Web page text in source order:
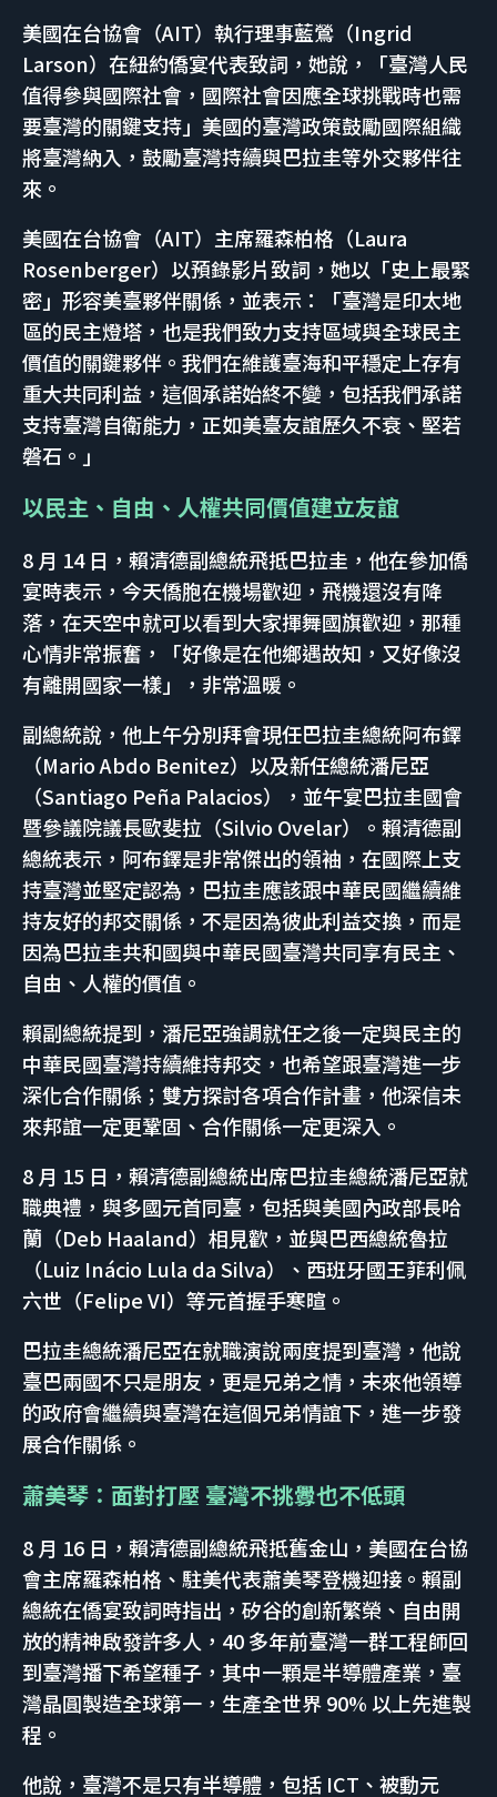
美國在台協會（AIT）執行理事藍鶯（Ingrid
Larson）在紐約僑宴代表致詞，她說，「臺灣人民
值得參與國際社會，國際社會因應全球挑戰時也需
要臺灣的關鍵支持」美國的臺灣政策鼓勵國際組織
將臺灣納入，鼓勵臺灣持續與巴拉圭等外交夥伴往
來。
美國在台協會（AIT）主席羅森柏格（Laura
Rosenberger）以預錄影片致詞，她以「史上最緊
密」形容美臺夥伴關係，並表示：「臺灣是印太地
區的民主燈塔，也是我們致力支持區域與全球民主
價值的關鍵夥伴。我們在維護臺海和平穩定上存有
重大共同利益，這個承諾始終不變，包括我們承諾
支持臺灣自衛能力，正如美臺友誼歷久不衰、堅若
磐石。」
以民主、自由、人權共同價值建立友誼
8 月 14 日，賴清德副總統飛抵巴拉圭，他在參加僑
宴時表示，今天僑胞在機場歡迎，飛機還沒有降
落，在天空中就可以看到大家揮舞國旗歡迎，那種
心情非常振奮，「好像是在他鄉遇故知，又好像沒
有離開國家一樣」，非常溫暖。
副總統說，他上午分別拜會現任巴拉圭總統阿布鐸
（Mario Abdo Benitez）以及新任總統潘尼亞
（Santiago Peña Palacios），並午宴巴拉圭國會
暨參議院議長歐斐拉（Silvio Ovelar）。賴清德副
總統表示，阿布鐸是非常傑出的領袖，在國際上支
持臺灣並堅定認為，巴拉圭應該跟中華民國繼續維
持友好的邦交關係，不是因為彼此利益交換，而是
因為巴拉圭共和國與中華民國臺灣共同享有民主、
自由、人權的價值。
賴副總統提到，潘尼亞強調就任之後一定與民主的
中華民國臺灣持續維持邦交，也希望跟臺灣進一步
深化合作關係；雙方探討各項合作計畫，他深信未
來邦誼一定更鞏固、合作關係一定更深入。
8 月 15 日，賴清德副總統出席巴拉圭總統潘尼亞就
職典禮，與多國元首同臺，包括與美國內政部長哈
蘭（Deb Haaland）相見歡，並與巴西總統魯拉
（Luiz Inácio Lula da Silva）、西班牙國王菲利佩
六世（Felipe VI）等元首握手寒暄。
巴拉圭總統潘尼亞在就職演說兩度提到臺灣，他說
臺巴兩國不只是朋友，更是兄弟之情，未來他領導
的政府會繼續與臺灣在這個兄弟情誼下，進一步發
展合作關係。
蕭美琴：面對打壓 臺灣不挑釁也不低頭
8 月 16 日，賴清德副總統飛抵舊金山，美國在台協
會主席羅森柏格、駐美代表蕭美琴登機迎接。賴副
總統在僑宴致詞時指出，矽谷的創新繁榮、自由開
放的精神啟發許多人，40 多年前臺灣一群工程師回
到臺灣播下希望種子，其中一顆是半導體產業，臺
灣晶圓製造全球第一，生產全世界 90% 以上先進製
程。
他說，臺灣不是只有半導體，包括 ICT、被動元